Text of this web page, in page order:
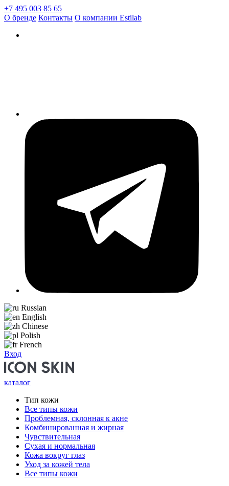
+7 495 003 85 65
О бренде Контакты О компании Estilab
Russian
English
Chinese
Polish
French
Вход
каталог
Тип кожи
Все типы кожи
Проблемная, склонная к акне
Комбинированная и жирная
Чувствительная
Сухая и нормальная
Кожа вокруг глаз
Уход за кожей тела
Все типы кожи